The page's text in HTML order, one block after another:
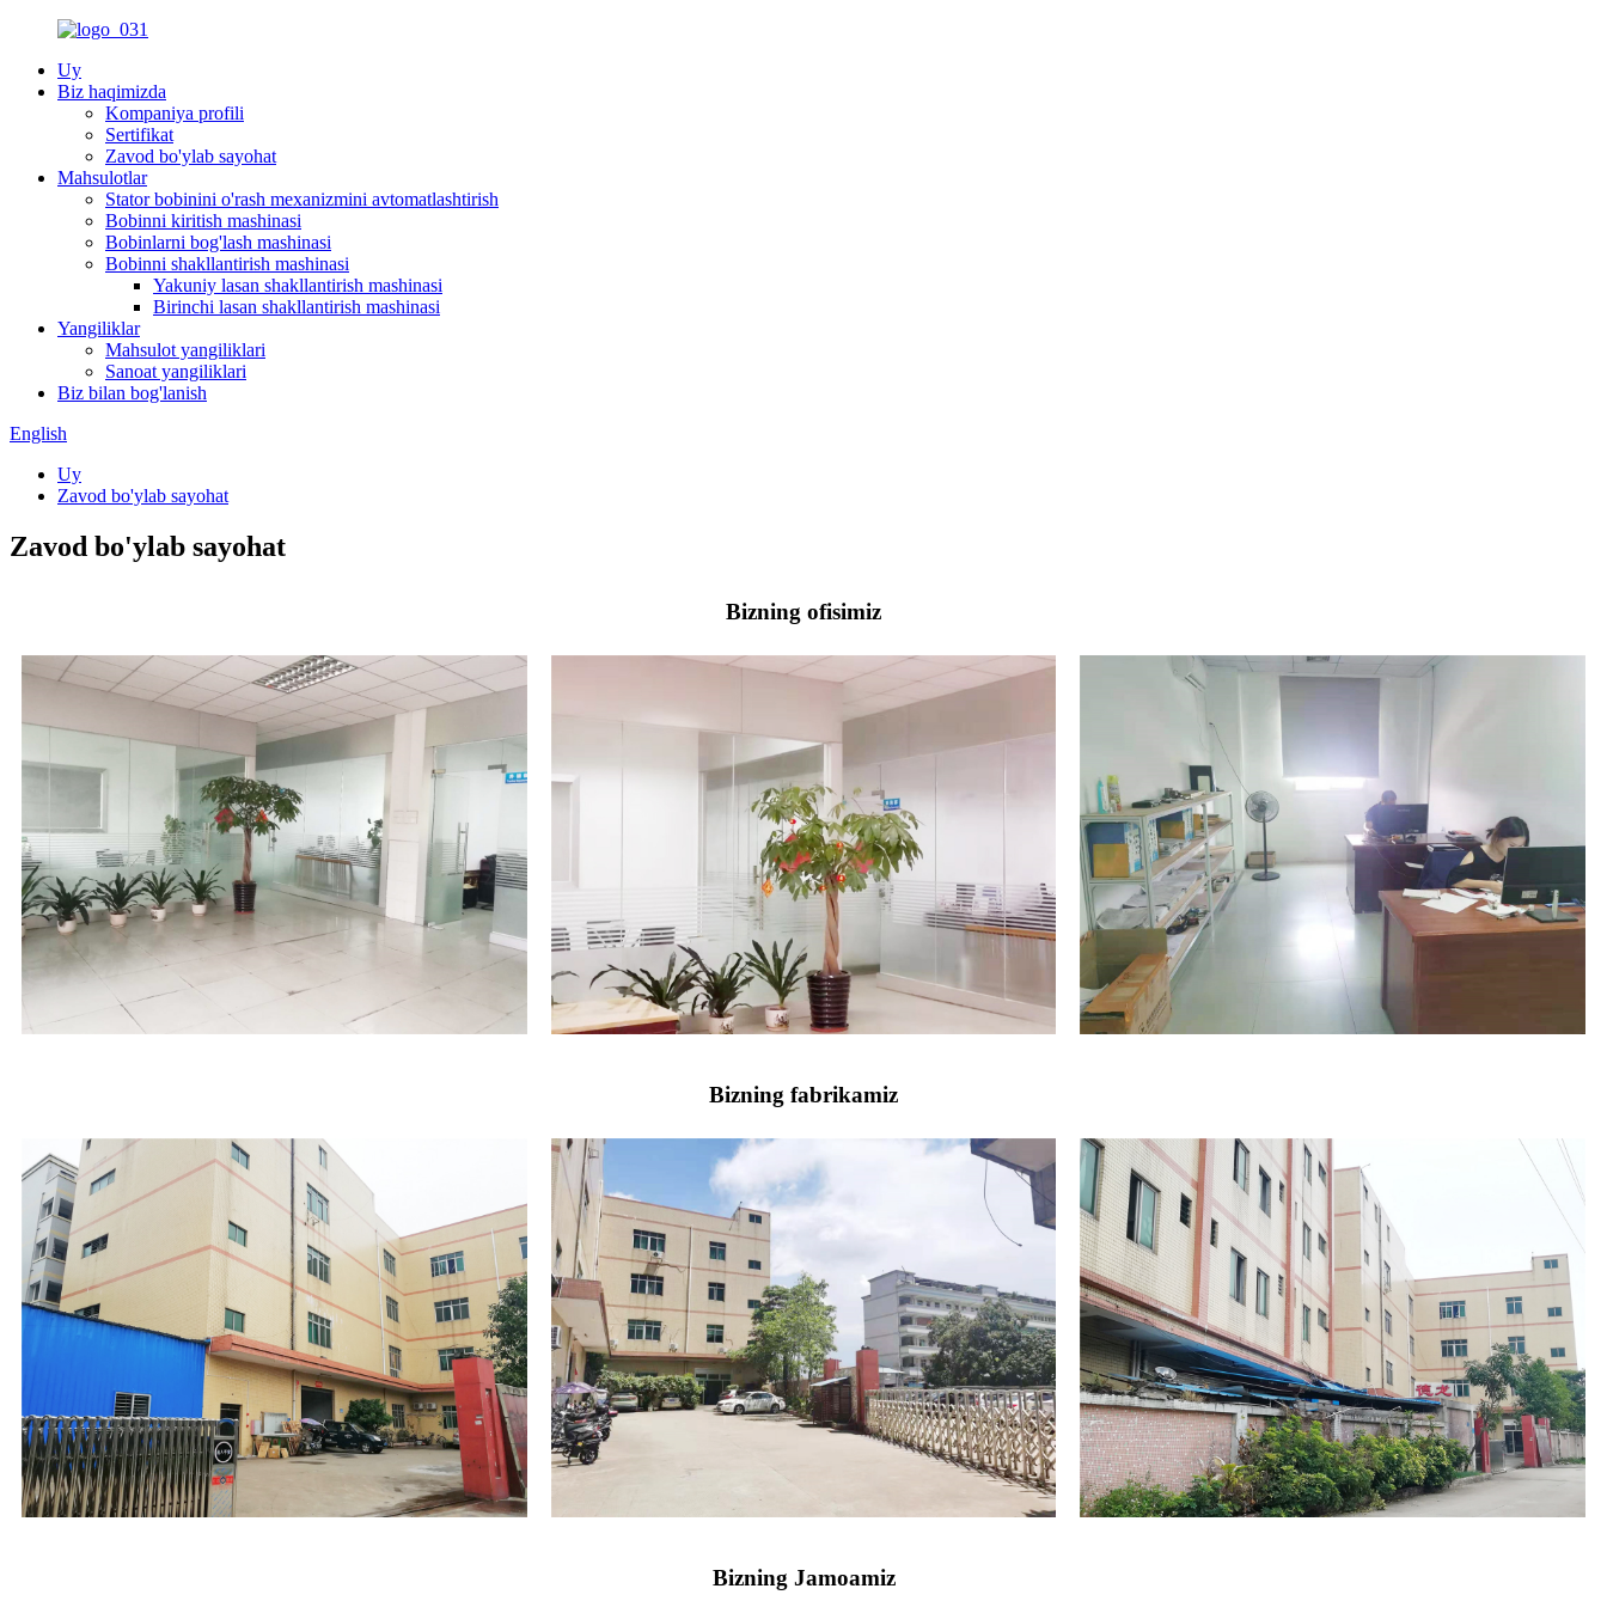
Uy
Biz haqimizda
Kompaniya profili
Sertifikat
Zavod bo'ylab sayohat
Mahsulotlar
Stator bobinini o'rash mexanizmini avtomatlashtirish
Bobinni kiritish mashinasi
Bobinlarni bog'lash mashinasi
Bobinni shakllantirish mashinasi
Yakuniy lasan shakllantirish mashinasi
Birinchi lasan shakllantirish mashinasi
Yangiliklar
Mahsulot yangiliklari
Sanoat yangiliklari
Biz bilan bog'lanish
English
Uy
Zavod bo'ylab sayohat
Zavod bo'ylab sayohat
Bizning ofisimiz
Bizning fabrikamiz
Bizning Jamoamiz